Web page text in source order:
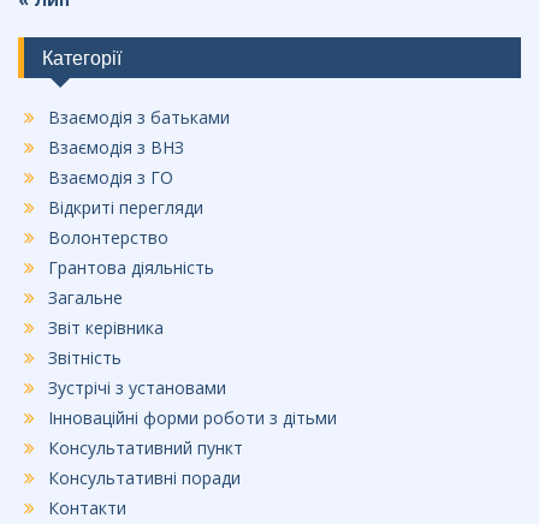
Категорії
Взаємодія з батьками
Взаємодія з ВНЗ
Взаємодія з ГО
Відкриті перегляди
Волонтерство
Грантова діяльність
Загальне
Звіт керівника
Звітність
Зустрічі з установами
Інноваційні форми роботи з дітьми
Консультативний пункт
Консультативні поради
Контакти